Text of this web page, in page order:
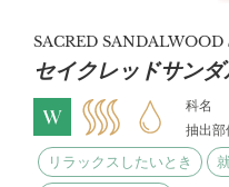
SACRED SANDALWOOD
セイクレッドサンダ
科名
抽出部
リラックスしたいとき